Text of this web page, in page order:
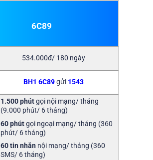
6C89
534.000đ/ 180 ngày
BH1 6C89 gửi 1543
1.500 phútgọi nội mạng/ tháng
(9.000 phút/ 6 tháng)
60 phútgọi ngoại mạng/ tháng (360
phút/ 6 tháng)
60 tin nhắn nội mạng/ tháng (360
SMS/ 6 tháng)